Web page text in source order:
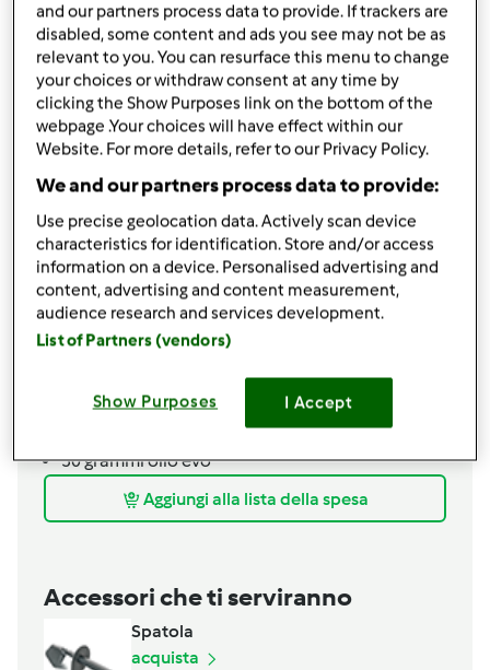
condividi la ricetta
Crea variante
Ingredienti
Impasto
500grammifarina 0
150grammi
Lievito madre rinfrescato
carote
Succo di carota bio
grammimiele
50grammiolio evo
Aggiungi alla lista della spesa
Accessori che ti serviranno
Spatola
acquista
and our partners process data to provide. If trackers are
disabled, some content and ads you see may not be as
relevant to you. You can resurface this menu to change
your choices or withdraw consent at any time by
clicking the Show Purposes link on the bottom of the
webpage .Your choices will have effect within our
Website. For more details, refer to our Privacy Policy.
We and our partners process data to provide:
Use precise geolocation data. Actively scan device
characteristics for identification. Store and/or access
information on a device. Personalised advertising and
content, advertising and content measurement,
audience research and services development.
List of Partners (vendors)
Show Purposes I Accept